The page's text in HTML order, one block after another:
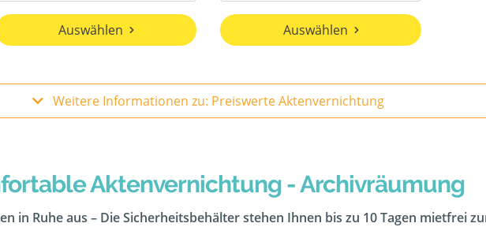
Auswählen Auswählen
Weitere Informationen zu: Preiswerte Aktenvernichtung
Aktenvernichtung - Archivräumung
in Ruhe aus – Die Sicherheitsbehälter stehen Ihnen bis zu 10 Tagen mietfrei